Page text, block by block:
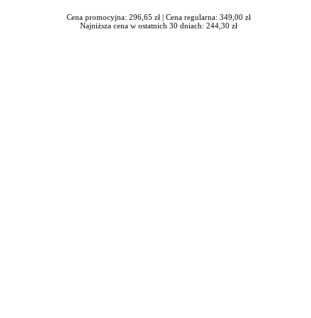
Cena promocyjna: 296,65 zł | Cena regularna: 349,00 zł
Najniższa cena w ostatnich 30 dniach: 244,30 zł